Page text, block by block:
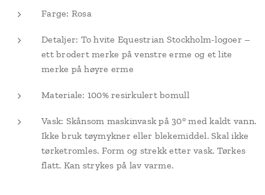
Farge: Rosa
Detaljer: To hvite Equestrian Stockholm-logoer –
ett brodert merke på venstre erme og et lite
merke på høyre erme
Materiale: 100% resirkulert bomull
Vask: Skånsom maskinvask på 30° med kaldt vann.
Ikke bruk tøymykner eller blekemiddel. Skal ikke
tørketromles. Form og strekk etter vask. Tørkes
flatt. Kan strykes på lav varme.